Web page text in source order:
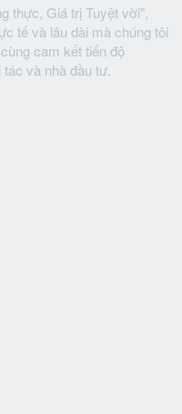
thực, Giá trị Tuyệt vời",
tế và lâu dài mà chúng tôi
cam kết tiến độ
và nhà đầu tư.